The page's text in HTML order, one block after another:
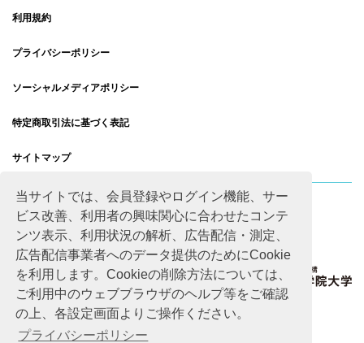
当サイトでは、会員登録やログイン機能、サー
ビス改善、利用者の興味関心に合わせたコンテ
ンツ表示、利用状況の解析、広告配信・測定、
広告配信事業者へのデータ提供のためにCookie
を利用します。Cookieの削除方法については、
ご利用中のウェブブラウザのヘルプ等をご確認
の上、各設定画面よりご操作ください。
プライバシーポリシー
利用規約
プライバシーポリシー
ソーシャルメディアポリシー
特定商取引法に基づく表記
サイトマップ